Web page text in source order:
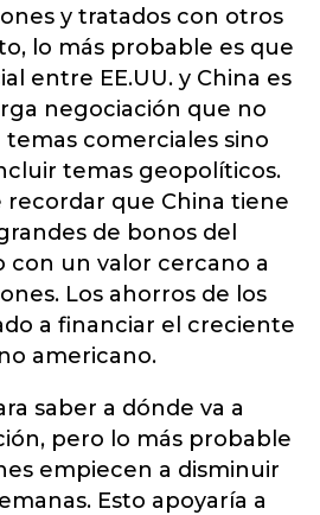
y tratados con otros
lo más probable es que
entre EE.UU. y China es
negociación que no
comerciales sino
temas geopolíticos.
recordar que China tiene
de bonos del
con un valor cercano a
Los ahorros de los
a financiar el creciente
americano.
saber a dónde va a
pero lo más probable
empiecen a disminuir
Esto apoyaría a